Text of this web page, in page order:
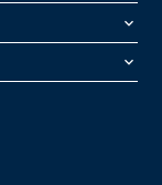
keyboard_arrow_down
keyboard_arrow_down